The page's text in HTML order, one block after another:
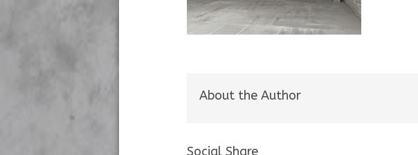
About the Author
Social Share